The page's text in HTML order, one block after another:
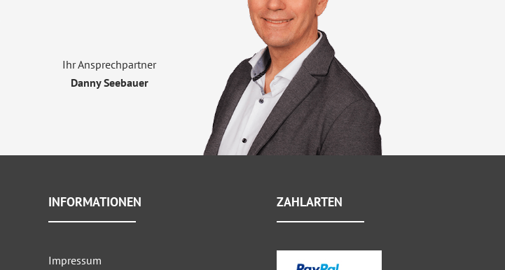
Ihr Ansprechpartner
Danny Seebauer
INFORMATIONEN
Impressum
ZAHLARTEN